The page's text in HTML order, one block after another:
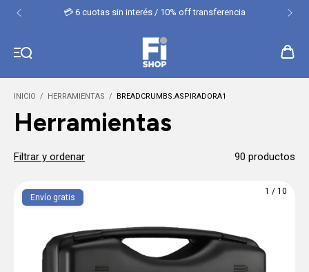
💳 6 cuotas sin interés / 10% off transferencia
INICIO / HERRAMIENTAS / BREADCRUMBS.ASPIRADORA1
Herramientas
Filtrar y ordenar 90 productos
1 / 10
Envío gratis